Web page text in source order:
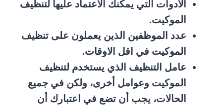
الادوات التي يمكنك الاعتماد عليها لتنظيف
الموكيت.
عدد الموظفين الذين يعملون على تنظيف
الموكيت في اقل الاوقات.
عامل التنظيف الذي يستخدم لتنظيف
الموكيت وعوامل أخرى، ولكن في جميع
الحالات، يجب أن تضع في اعتبارك أن